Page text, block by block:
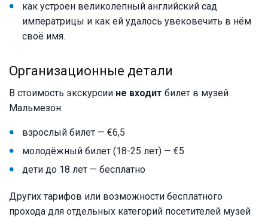
как устроен великолепный английский сад
императрицы и как ей удалось увековечить в нём
своё имя.
Организационные детали
В стоимость экскурсии не входит билет в музей
Мальмезон:
взрослый билет — €6,5
молодёжный билет (18-25 лет) — €5
дети до 18 лет — бесплатно
Других тарифов или возможности бесплатного
прохода для отдельных категорий посетителей музей